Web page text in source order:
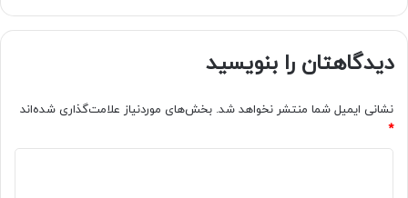
دیدگاهتان را بنویسید
نشانی ایمیل شما منتشر نخواهد شد. بخش‌های موردنیاز علامت‌گذاری شده‌اند
*